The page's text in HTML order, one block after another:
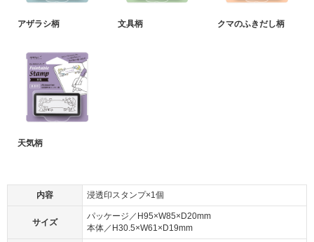
アザラシ柄 文具柄 クマのふきだし柄
天気柄
内容 浸透印スタンプ×1個
サイズ
パッケージ／H95×W85×D20mm
本体／H30.5×W61×D19mm